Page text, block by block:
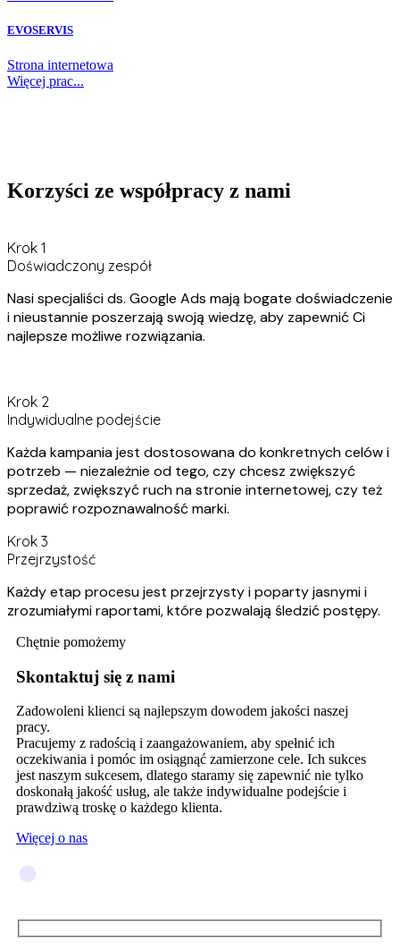
EVOSERVIS
Strona internetowa
Więcej prac...
Korzyści ze współpracy z nami
Krok 1
Doświadczony zespół
Nasi specjaliści ds. Google Ads mają bogate doświadczenie
i nieustannie poszerzają swoją wiedzę, aby zapewnić Ci
najlepsze możliwe rozwiązania.
Krok 2
Indywidualne podejście
Każda kampania jest dostosowana do konkretnych celów i
potrzeb — niezależnie od tego, czy chcesz zwiększyć
sprzedaż, zwiększyć ruch na stronie internetowej, czy też
poprawić rozpoznawalność marki.
Krok 3
Przejrzystość
Każdy etap procesu jest przejrzysty i poparty jasnymi i
zrozumiałymi raportami, które pozwalają śledzić postępy.
Chętnie pomożemy
Skontaktuj się z nami
Zadowoleni klienci są najlepszym dowodem jakości naszej
pracy.
Pracujemy z radością i zaangażowaniem, aby spełnić ich
oczekiwania i pomóc im osiągnąć zamierzone cele. Ich sukces
jest naszym sukcesem, dlatego staramy się zapewnić nie tylko
doskonałą jakość usług, ale także indywidualne podejście i
prawdziwą troskę o każdego klienta.
Więcej o nas